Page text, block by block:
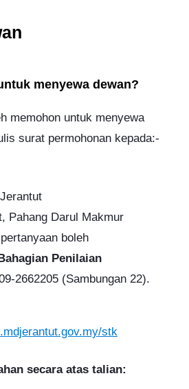
menyewa dewan?
memohon untuk menyewa
surat permohonan kepada:-
Pahang Darul Makmur
boleh
Bahagian Penilaian
2662205 (Sambungan 22).
stk
secara atas talian: